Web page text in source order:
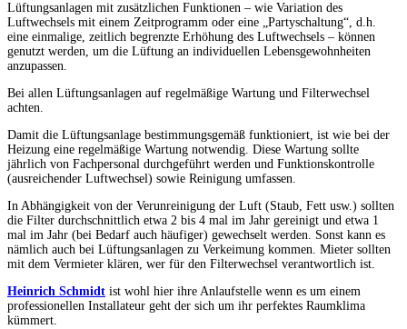
Lüftungsanlagen mit zusätzlichen Funktionen – wie Variation des
Luftwechsels mit einem Zeitprogramm oder eine „Partyschaltung“, d.h.
eine einmalige, zeitlich begrenzte Erhöhung des Luftwechsels – können
genutzt werden, um die Lüftung an individuellen Lebensgewohnheiten
anzupassen.
Bei allen Lüftungsanlagen auf regelmäßige Wartung und Filterwechsel
achten.
Damit die Lüftungsanlage bestimmungsgemäß funktioniert, ist wie bei der
Heizung eine regelmäßige Wartung notwendig. Diese Wartung sollte
jährlich von Fachpersonal durchgeführt werden und Funktionskontrolle
(ausreichender Luftwechsel) sowie Reinigung umfassen.
In Abhängigkeit von der Verunreinigung der Luft (Staub, Fett usw.) sollten
die Filter durchschnittlich etwa 2 bis 4 mal im Jahr gereinigt und etwa 1
mal im Jahr (bei Bedarf auch häufiger) gewechselt werden. Sonst kann es
nämlich auch bei Lüftungsanlagen zu Verkeimung kommen. Mieter sollten
mit dem Vermieter klären, wer für den Filterwechsel verantwortlich ist.
Heinrich Schmidt ist wohl hier ihre Anlaufstelle wenn es um einem
professionellen Installateur geht der sich um ihr perfektes Raumklima
kümmert.